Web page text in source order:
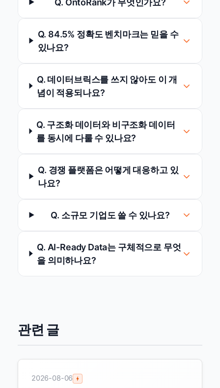
Q. 84.5% 정확도 벤치마크는 믿을 수
있나요?
Q. 데이터브릭스를 쓰지 않아도 이 개
념이 적용되나요?
Q. 구조화 데이터와 비구조화 데이터
를 동시에 다룰 수 있나요?
Q. 경쟁 플랫폼은 어떻게 대응하고 있
나요?
Q. 소규모 기업도 쓸 수 있나요?
Q. AI-Ready Data는 구체적으로 무엇
을 의미하나요?
관련 글
2026-08-06